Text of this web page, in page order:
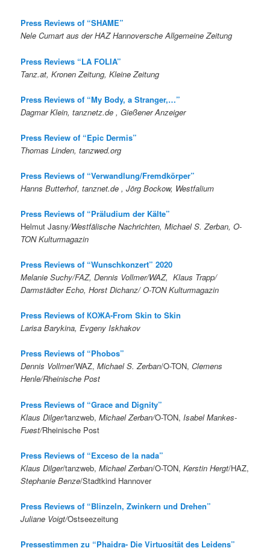
Press Reviews of “SHAME”
Nele Cumart aus der HAZ Hannoversche Allgemeine Zeitung
Press Reviews “LA FOLIA”
Tanz.at, Kronen Zeitung, Kleine Zeitung
Press Reviews of “My Body, a Stranger,…”
Dagmar Klein, tanznetz.de , Gießener Anzeiger
Press Review of “Epic Dermis”
Thomas Linden, tanzwed.org
Press Reviews of “Verwandlung/Fremdkörper”
Hanns Butterhof, tanznet.de , Jörg Bockow, Westfalium
Press Reviews of “Präludium der Kälte”
Helmut Jasny/Westfälische Nachrichten, Michael S. Zerban, O-
TON Kulturmagazin
Press Reviews of “Wunschkonzert” 2020
Melanie Suchy/FAZ, Dennis Vollmer/WAZ, Klaus Trapp/
Darmstädter Echo, Horst Dichanz/ O-TON Kulturmagazin
Press Reviews of КОЖА-From Skin to Skin
Larisa Barykina, Evgeny Iskhakov
Press Reviews of “Phobos”
Dennis Vollmer/WAZ,Michael S. Zerban/O-TON,Clemens
Henle/Rheinische Post
Press Reviews of “Grace and Dignity”
Klaus Dilger/tanzweb,Michael Zerban/O-TON, Isabel Mankes-
Fuest/Rheinische Post
Press Reviews of “Exceso de la nada”
Klaus Dilger/tanzweb,Michael Zerban/O-TON,Kerstin Hergt/HAZ,
Stephanie Benze/Stadtkind Hannover
Press Reviews of “Blinzeln, Zwinkern und Drehen”
Juliane Voigt/Ostseezeitung
Pressestimmen zu “Phaidra- Die Virtuosität des Leidens”